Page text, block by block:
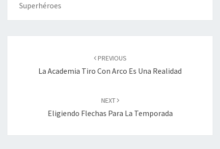
Superhéroes
PREVIOUS
La Academia Tiro Con Arco Es Una Realidad
NEXT
Eligiendo Flechas Para La Temporada